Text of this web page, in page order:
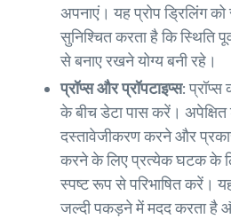
अपनाएं। यह प्रोप ड्रिलिंग
सुनिश्चित करता है कि स्थिति
से बनाए रखने योग्य बनी रहे।
प्रॉप्स और प्रॉपटाइप्स:
के बीच डेटा पास करें। अपेक्षित
दस्तावेजीकरण करने और
करने के लिए प्रत्येक घटक के
स्पष्ट रूप से परिभाषित करें।
जल्दी पकड़ने में मदद करता है